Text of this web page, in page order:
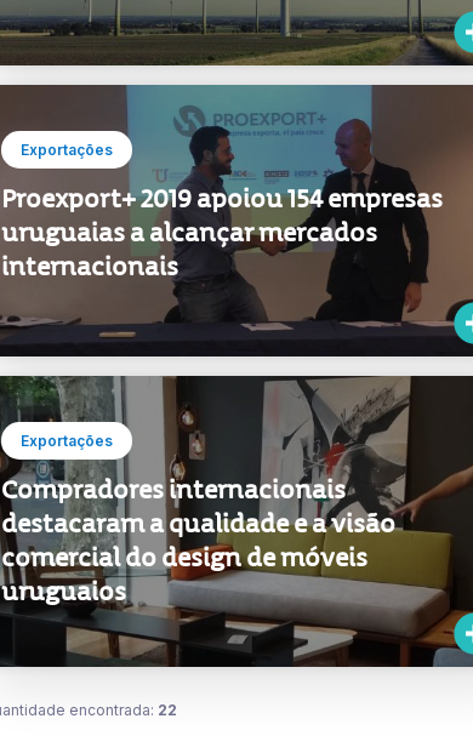
Proexport+ 2019 apoiou 154 empresas
uruguaias a alcançar mercados
internacionais
Exportações
Compradores internacionais
destacaram a qualidade e a visão
comercial do design de móveis
uruguaios